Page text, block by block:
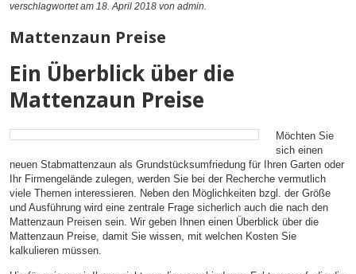
verschlagwortet am 18. April 2018 von admin.
Mattenzaun Preise
Ein Überblick über die
Mattenzaun Preise
Möchten Sie
sich einen
neuen Stabmattenzaun als Grundstücksumfriedung für Ihren Garten oder
Ihr Firmengelände zulegen, werden Sie bei der Recherche vermutlich
viele Themen interessieren. Neben den Möglichkeiten bzgl. der Größe
und Ausführung wird eine zentrale Frage sicherlich auch die nach den
Mattenzaun Preisen sein. Wir geben Ihnen einen Überblick über die
Mattenzaun Preise, damit Sie wissen, mit welchen Kosten Sie
kalkulieren müssen.